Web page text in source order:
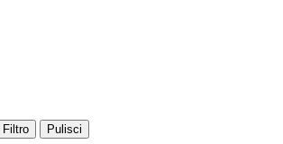
Filtro Pulisci